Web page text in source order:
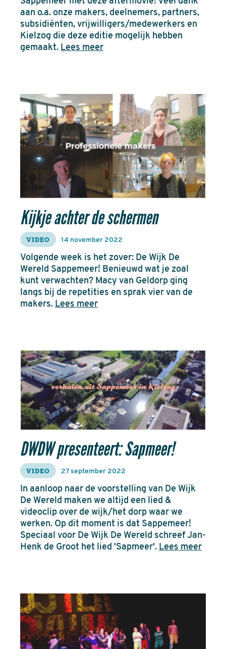
aan o.a. onze makers, deelnemers, partners,
subsidiënten, vrijwilligers/medewerkers en
Kielzog die deze editie mogelijk hebben
gemaakt. Lees meer
Kijkje achter de schermen
VIDEO 14 november 2022
Volgende week is het zover: De Wijk De
Wereld Sappemeer! Benieuwd wat je zoal
kunt verwachten? Macy van Geldorp ging
langs bij de repetities en sprak vier van de
makers. Lees meer
DWDW presenteert: Sapmeer!
VIDEO 27 september 2022
In aanloop naar de voorstelling van De Wijk
De Wereld maken we altijd een lied &
videoclip over de wijk/het dorp waar we
werken. Op dit moment is dat Sappemeer!
Speciaal voor De Wijk De Wereld schreef Jan-
Henk de Groot het lied 'Sapmeer'. Lees meer